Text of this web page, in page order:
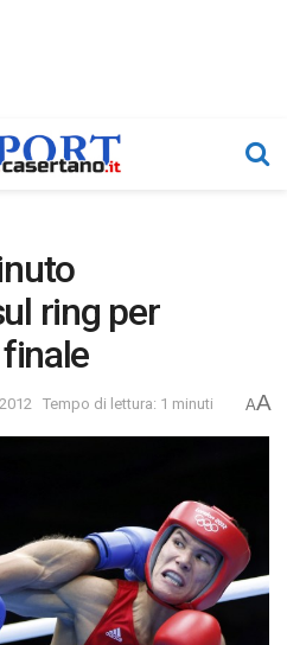
ring per
Tempo di lettura: 1 minuti AA